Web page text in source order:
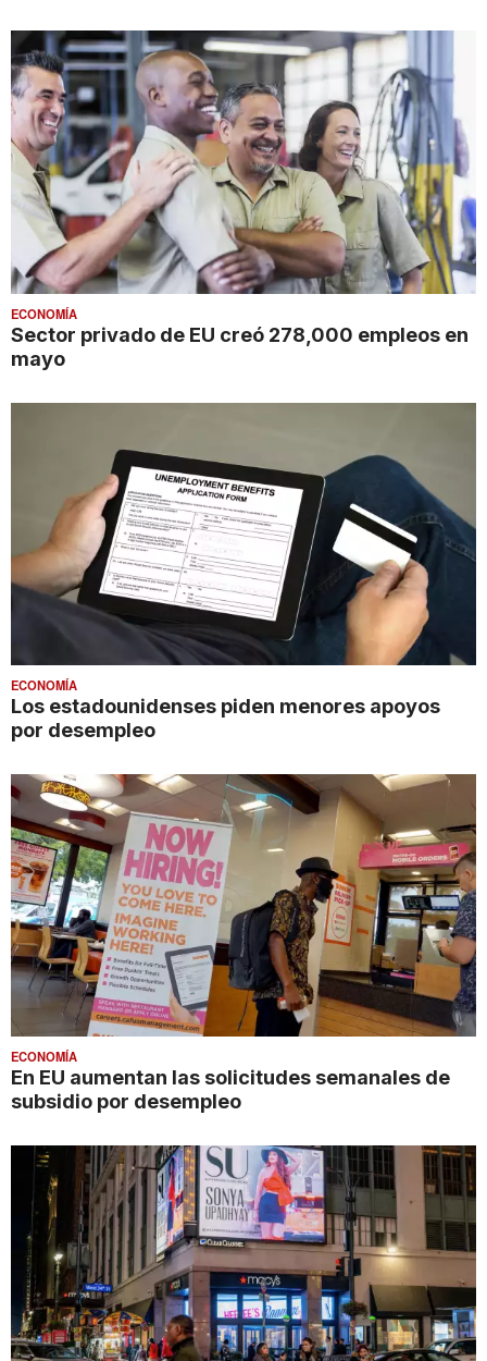
ECONOMÍA
Sector privado de EU creó 278,000 empleos en
mayo
ECONOMÍA
Los estadounidenses piden menores apoyos
por desempleo
ECONOMÍA
En EU aumentan las solicitudes semanales de
subsidio por desempleo